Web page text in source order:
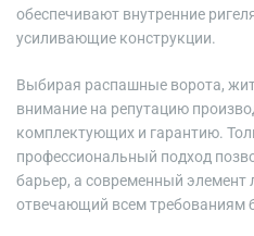
обеспечивают внутренние
усиливающие конструкции.
Выбирая распашные ворота,
внимание на репутацию
комплектующих и гарантию.
профессиональный подход
барьер, а современный элемент
отвечающий всем требованиям